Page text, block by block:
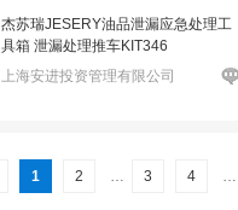
杰苏瑞JESERY油品泄漏应急处理工
具箱 泄漏处理推车KIT346
上海安进投资管理有限公司
1 2 … 3 4 …